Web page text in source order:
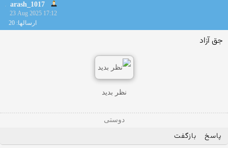
arash_1017
23 Aug 2025 17:12
ارسالها: 20
جق آزاد
نظر بدید
دوستی
پاسخ بازگفت